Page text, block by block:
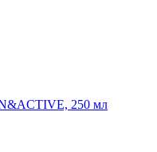
250 мл